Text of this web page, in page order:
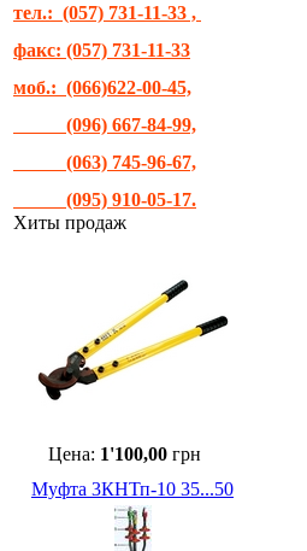
тел.: (057) 731-11-33 ,
факс: (057) 731-11-33
моб.: (066)622-00-45,
(096) 667-84-99,
(063) 745-96-67,
(095) 910-05-17.
Хиты продаж
Цена: 1'100,00 грн
Муфта 3КНТп-10 35...50